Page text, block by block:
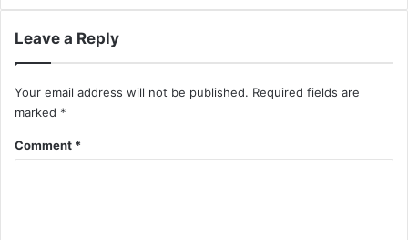
Leave a Reply
Your email address will not be published. Required fields are
marked *
Comment *